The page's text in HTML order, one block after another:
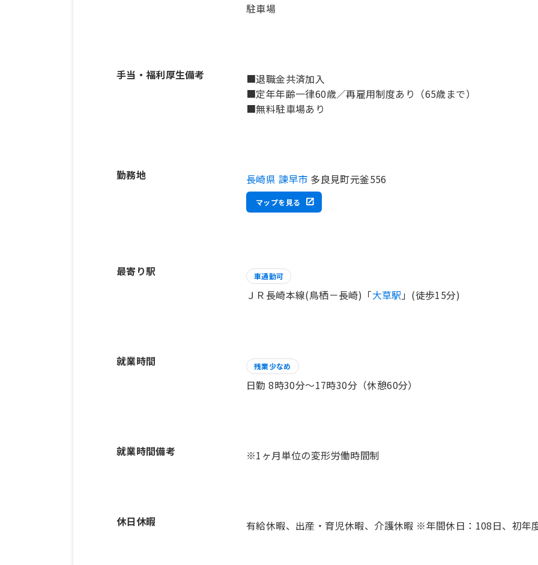
駐車場
手当・福利厚生備考
■退職金共済加入
■定年年齢一律60歳／再雇用制度あり（65歳まで）
■無料駐車場あり
勤務地 長崎県 諫早市 多良見町元釜556
マップを見る
最寄り駅 車通勤可
ＪＲ長崎本線(鳥栖－長崎)「大草駅 」(徒歩15分)
就業時間 残業少なめ
日勤 8時30分〜17時30分（休憩60分）
就業時間備考
休日休暇 有給休暇、出産・育児休暇、介護休暇 ※年間休日：108日、初年